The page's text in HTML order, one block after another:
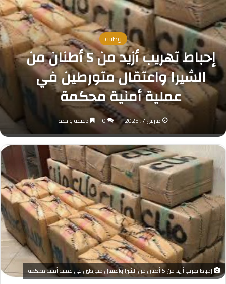
وطنية
إحباط تهريب أزيد من 5 أطنان من
الشيرا واعتقال متورطين في
عملية أمنية محكمة
مارس 7, 2025 0 دقيقة واحدة
إحباط تهريب أزيد من 5 أطنان من الشيرا واعتقال متورطين في عملية أمنية محكمة